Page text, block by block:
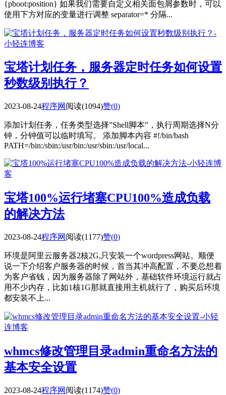
{pboot:position} 如果我们需要自定义相关面包屑参数时，可以
使用下方对应的变量进行调整 separator=* 分隔...
宝塔计划任务，服务器定时任务如何设置
秒数级别执行？
2023-08-24程序网 阅读(1094)赞(0)
添加计划任务，任务类型选择”Shell脚本”，执行周期选择N分
钟，分钟值可以临时填写。 添加脚本内容 #!/bin/bash
PATH=/bin:/sbin:/usr/bin:/usr/sbin:/usr/local...
宝塔100%运行堵塞CPU100%造成负载
的解决方法
2023-08-24程序网 阅读(1177)赞(0)
环境是阿里云服务器2核2G,只安装一个wordpress网站。顺便
说一下介绍客户服务器的时候，首当其冲高配置，不要总想着
为客户省钱，因为服务器除了网站外，基础软件环境运行就占
用不少内存，比如1核1G那就直接用主机就行了，购买后环境
都安装不上...
whmcs修改管理目录admin重命名方法的
基本安全设置
2023-08-24程序网 阅读(1174)赞(0)